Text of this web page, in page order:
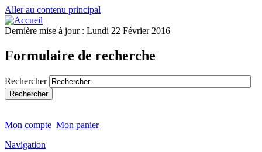
Aller au contenu principal
Dernière mise à jour : Lundi 22 Février 2016
Formulaire de recherche
Rechercher
Mon compte Mon panier
Navigation